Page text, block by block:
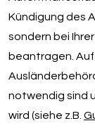
Kündigung des
sondern bei
beantragen.
notwendig sind
wird (siehe z.B.